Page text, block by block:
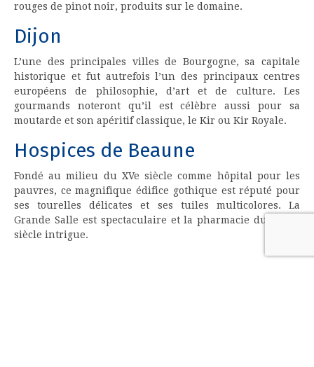
rouges de pinot noir, produits sur le domaine.
Dijon
L’une des principales villes de Bourgogne, sa capitale
historique et fut autrefois l’un des principaux centres
européens de philosophie, d’art et de culture. Les
gourmands noteront qu’il est célèbre aussi pour sa
moutarde et son apéritif classique, le Kir ou Kir Royale.
Hospices de Beaune
Fondé au milieu du XVe siècle comme hôpital pour les
pauvres, ce magnifique édifice gothique est réputé pour
ses tourelles délicates et ses tuiles multicolores. La
Grande Salle est spectaculaire et la pharmacie du XVIIIe
siècle intrigue.